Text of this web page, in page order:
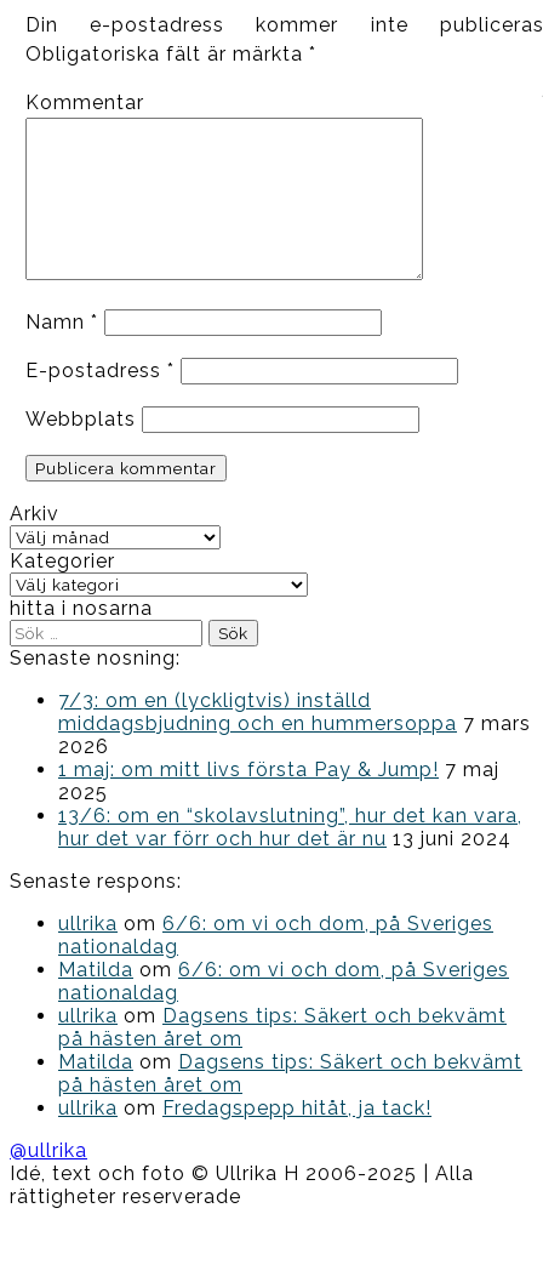
Din e-postadress kommer inte
Obligatoriska fält är märkta *
Kommentar
Namn *
E-postadress *
Webbplats
Arkiv
Arkiv
Kategorier
Kategorier
hitta i nosarna
Sök
efter:
Senaste nosning:
7/3: om en (lyckligtvis) inställd
middagsbjudning och en hummersoppa 7 mars
2026
1 maj: om mitt livs första Pay & Jump! 7 maj
2025
13/6: om en “skolavslutning”, hur det kan vara,
hur det var förr och hur det är nu 13 juni 2024
Senaste respons:
ullrika om 6/6: om vi och dom, på Sveriges
nationaldag
Matilda om 6/6: om vi och dom, på Sveriges
nationaldag
ullrika om Dagsens tips: Säkert och bekvämt
på hästen året om
Matilda om Dagsens tips: Säkert och bekvämt
på hästen året om
ullrika om Fredagspepp hitåt, ja tack!
@ullrika
Idé, text och foto © Ullrika H 2006-2025 | Alla
rättigheter reserverade